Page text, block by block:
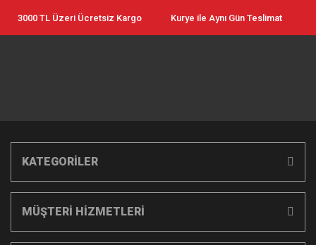
3000 TL Üzeri Ücretsiz Kargo Kurye ile Aynı Gün Teslimat
KATEGORİLER
MÜŞTERİ HİZMETLERİ